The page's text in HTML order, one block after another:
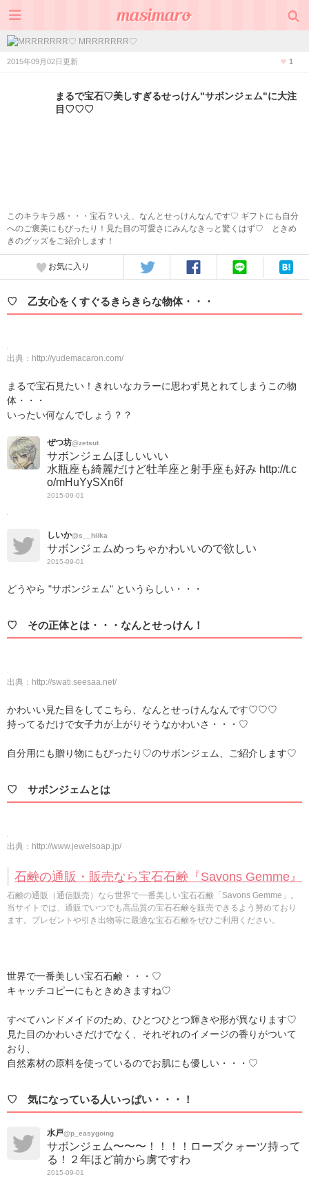
MRRRRRRR♡
2015年09月02日更新 1
まるで宝石♡美しすぎるせっけん"サボンジェム"に大注
目♡♡♡
このキラキラ感・・・宝石？いえ、なんとせっけんなんです♡ ギフトにも自分
へのご褒美にもぴったり！見た目の可愛さにみんなきっと驚くはず♡ ときめ
きのグッズをご紹介します！
お気に入り
♡ 乙女心をくすぐるきらきらな物体・・・
出典： http://yudemacaron.com/
まるで宝石見たい！きれいなカラーに思わず見とれてしまうこの物
体・・・
いったい何なんでしょう？？
ぜつ坊@zetsut
サボンジェムほしいいい
水瓶座も綺麗だけど牡羊座と射手座も好み http://t.c
o/mHuYySXn6f
2015-09-01
しいか@s__hiika
サボンジェムめっちゃかわいいので欲しい
2015-09-01
どうやら "サボンジェム" というらしい・・・
♡ その正体とは・・・なんとせっけん！
出典： http://swati.seesaa.net/
かわいい見た目をしてこちら、なんとせっけんなんです♡♡♡
持ってるだけで女子力が上がりそうなかわいさ・・・♡
自分用にも贈り物にもぴったり♡のサボンジェム、ご紹介します♡
♡ サボンジェムとは
出典： http://www.jewelsoap.jp/
石鹸の通販・販売なら宝石石鹸『Savons Gemme』
石鹸の通販（通信販売）なら世界で一番美しい宝石石鹸「Savons Gemme」。
当サイトでは、通販でいつでも高品質の宝石石鹸を販売できるよう努めており
ます。プレゼントや引き出物等に最適な宝石石鹸をぜひご利用ください。
世界で一番美しい宝石石鹸・・・♡
キャッチコピーにもときめきますね♡
すべてハンドメイドのため、ひとつひとつ輝きや形が異なります♡
見た目のかわいさだけでなく、それぞれのイメージの香りがついて
おり、
自然素材の原料を使っているのでお肌にも優しい・・・♡
♡ 気になっている人いっぱい・・・！
水戸@p_easygoing
サボンジェム〜〜〜！！！！ローズクォーツ持って
る！２年ほど前から虜ですわ
2015-09-01